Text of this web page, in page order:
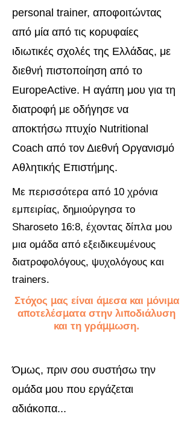
personal trainer, αποφοιτώντας
από μία από τις κορυφαίες
ιδιωτικές σχολές της Ελλάδας, με
διεθνή πιστοποίηση από το
EuropeActive. Η αγάπη μου για τη
διατροφή με οδήγησε να
αποκτήσω πτυχίο Nutritional
Coach από τον Διεθνή Οργανισμό
Αθλητικής Επιστήμης.​
Με περισσότερα από 10 χρόνια
εμπειρίας, δημιούργησα το
Sharoseto 16:8, έχοντας δίπλα μου
μια ομάδα από εξειδικευμένους
διατροφολόγους, ψυχολόγους και
trainers.
Στόχος μας είναι άμεσα και μόνιμα
αποτελέσματα στην λιποδιάλυση
και τη γράμμωση.
Όμως, πριν σου συστήσω την
ομάδα μου που εργάζεται
αδιάκοπα...